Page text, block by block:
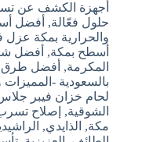
أجهزة الكشف عن
حلول فعّالة, أفضل
والحرارية بمكة عزل
أسطح بمكة, أفضل
المكرمة, أفضل طرق
بالسعودية -المميزات
لحام خزان فيبر
الشوقية, إصلاح
مكة, الذايدي,